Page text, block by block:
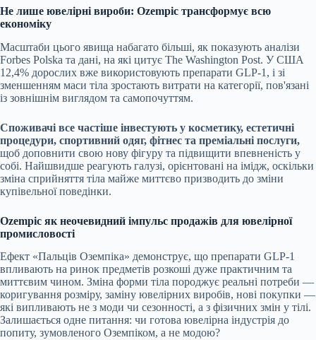
Не лише ювелірні вироби: Ozempic трансформує всю
економіку
Масштаби цього явища набагато більші, як показують аналізи
Forbes Polska та дані, на які цитує The Washington Post. У США
12,4% дорослих вже використовують препарати GLP-1, і зі
зменшенням маси тіла зростають витрати на категорії, пов'язані
із зовнішнім виглядом та самопочуттям.
Споживачі все частіше інвестують у косметику, естетичні
процедури, спортивний одяг, фітнес та преміальні послуги,
щоб доповнити свою нову фігуру та підвищити впевненість у
собі. Найшвидше реагують галузі, орієнтовані на імідж, оскільки
зміна сприйняття тіла майже миттєво призводить до зміни
купівельної поведінки.
Ozempic як неочевидний імпульс продажів для ювелірної
промисловості
Ефект «Пальців Оземпіка» демонструє, що препарати GLP-1
впливають на ринок предметів розкоші дуже практичним та
миттєвим чином. Зміна форми тіла породжує реальні потреби —
коригування розміру, заміну ювелірних виробів, нові покупки —
які випливають не з моди чи сезонності, а з фізичних змін у тілі.
Залишається одне питання: чи готова ювелірна індустрія до
попиту, зумовленого Оземпіком, а не модою?